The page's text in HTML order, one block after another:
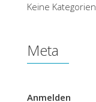
Keine Kategorien
Meta
Anmelden